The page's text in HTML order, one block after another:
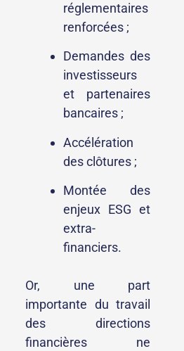
réglementaires
renforcées ;
Demandes des
investisseurs
et partenaires
bancaires ;
Accélération
des clôtures ;
Montée des
enjeux ESG et
extra-
financiers.
Or, une part
importante du travail
des directions
financières ne